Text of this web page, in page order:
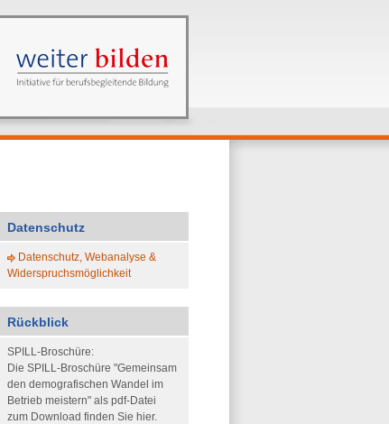
Datenschutz
Datenschutz, Webanalyse &
Widerspruchsmöglichkeit
Rückblick
SPILL-Broschüre:
Die SPILL-Broschüre "Gemeinsam
den demografischen Wandel im
Betrieb meistern" als pdf-Datei
zum Download finden Sie hier.